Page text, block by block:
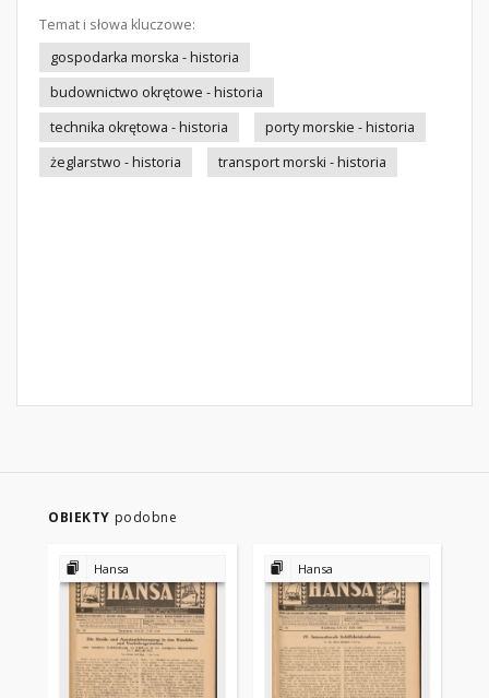
Temat i słowa kluczowe:
gospodarka morska - historia
budownictwo okrętowe - historia
technika okrętowa - historia
porty morskie - historia
żeglarstwo - historia
transport morski - historia
OBIEKTY podobne
Hansa Hansa